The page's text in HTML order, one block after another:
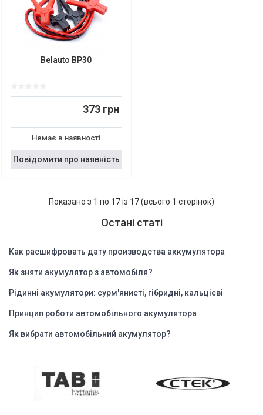
Belauto BP30
373 грн
Немає в наявності
Повідомити про наявність
Показано з 1 по 17 із 17 (всього 1 сторінок)
Остані статі
Как расшифровать дату производства аккумулятора
Як зняти акумулятор з автомобіля?
Рідинні акумулятори: сурм'янисті, гібридні, кальцієві
Принцип роботи автомобільного акумулятора
Як вибрати автомобільний акумулятор?